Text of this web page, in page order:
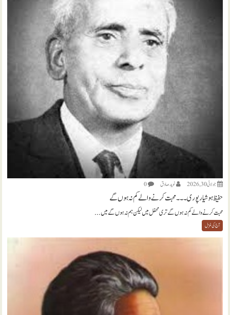
جولائی 30, 2026 نويد صادق 0
حفیظ ہوشیارپوری ۔۔۔ محبت کرنے والے کم نہ ہوں گے
محبت کرنے والے کم نہ ہوں گے تری محفل میں لیکن ہم نہ ہوں گے میں...
آج کی غزل